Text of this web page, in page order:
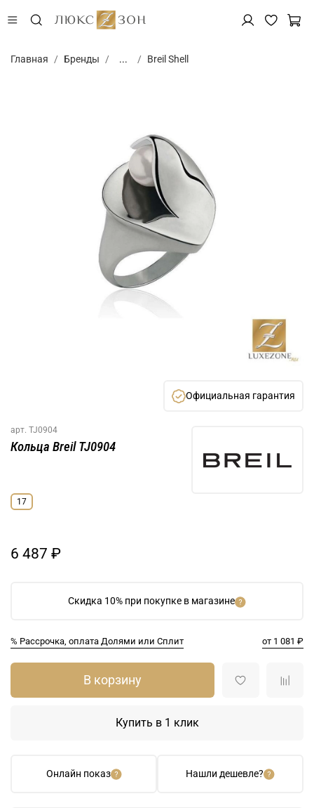
Главная Бренды ... Breil Shell
Официальная гарантия
арт. TJ0904
Скидка 10% при покупке в магазине
% Рассрочка, оплата Долями или Сплит от 1 081 ₽
Кольца Breil TJ0904
17
6 487 ₽
Онлайн показ Нашли дешевле?
В корзину
Купить в 1 клик